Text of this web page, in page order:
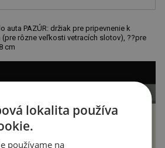
auta PAZÚR: držiak pre pripevnenie k
(pre rôzne veľkosti vetracích slotov), ??pre
cm
lokalita používa
používame na